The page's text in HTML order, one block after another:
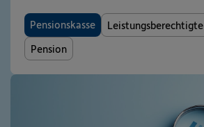
Pensionskasse Leistungsberechtigte
Pension